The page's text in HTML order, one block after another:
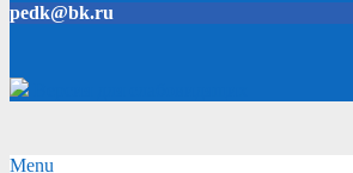
pedk@bk.ru
Secondary
Menu